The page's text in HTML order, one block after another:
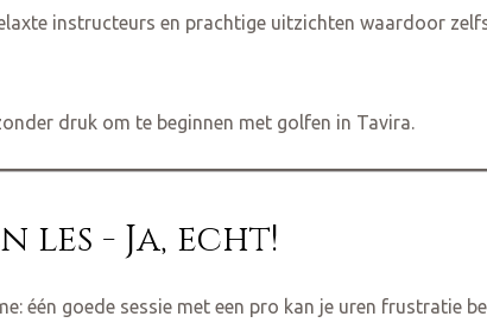
instructeurs en prachtige uitzichten waardoor
druk om te beginnen met golfen in Tavira.
les - Ja, echt!
één goede sessie met een pro kan je uren frustratie